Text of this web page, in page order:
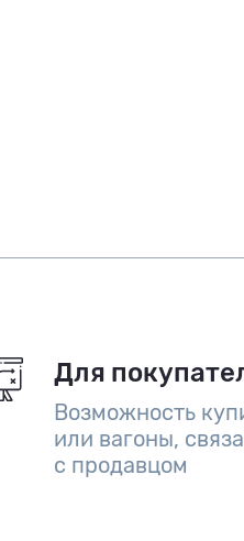
Для
Возможность
или вагоны,
с продавцом